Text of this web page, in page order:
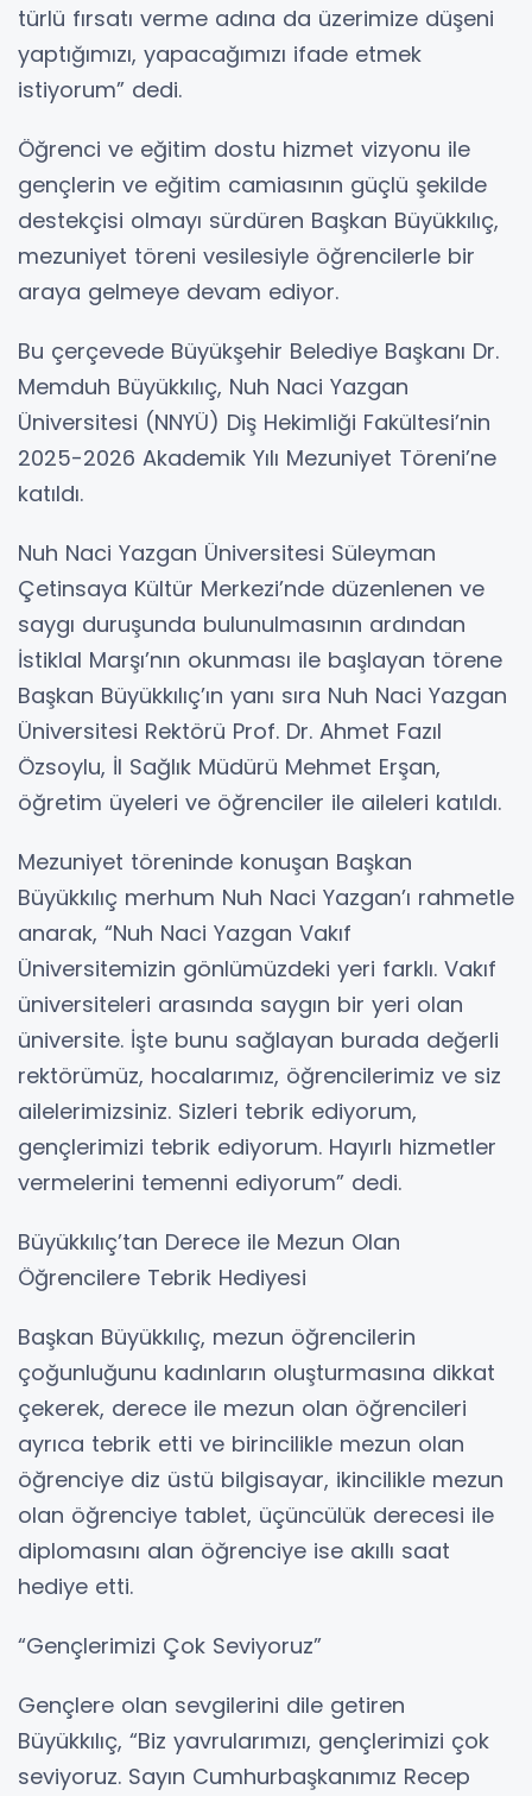
türlü fırsatı verme adına da üzerimize düşeni
yaptığımızı, yapacağımızı ifade etmek
istiyorum” dedi.
Öğrenci ve eğitim dostu hizmet vizyonu ile
gençlerin ve eğitim camiasının güçlü şekilde
destekçisi olmayı sürdüren Başkan Büyükkılıç,
mezuniyet töreni vesilesiyle öğrencilerle bir
araya gelmeye devam ediyor.
Bu çerçevede Büyükşehir Belediye Başkanı Dr.
Memduh Büyükkılıç, Nuh Naci Yazgan
Üniversitesi (NNYÜ) Diş Hekimliği Fakültesi’nin
2025-2026 Akademik Yılı Mezuniyet Töreni’ne
katıldı.
Nuh Naci Yazgan Üniversitesi Süleyman
Çetinsaya Kültür Merkezi’nde düzenlenen ve
saygı duruşunda bulunulmasının ardından
İstiklal Marşı’nın okunması ile başlayan törene
Başkan Büyükkılıç’ın yanı sıra Nuh Naci Yazgan
Üniversitesi Rektörü Prof. Dr. Ahmet Fazıl
Özsoylu, İl Sağlık Müdürü Mehmet Erşan,
öğretim üyeleri ve öğrenciler ile aileleri katıldı.
Mezuniyet töreninde konuşan Başkan
Büyükkılıç merhum Nuh Naci Yazgan’ı rahmetle
anarak, “Nuh Naci Yazgan Vakıf
Üniversitemizin gönlümüzdeki yeri farklı. Vakıf
üniversiteleri arasında saygın bir yeri olan
üniversite. İşte bunu sağlayan burada değerli
rektörümüz, hocalarımız, öğrencilerimiz ve siz
ailelerimizsiniz. Sizleri tebrik ediyorum,
gençlerimizi tebrik ediyorum. Hayırlı hizmetler
vermelerini temenni ediyorum” dedi.
Büyükkılıç’tan Derece ile Mezun Olan
Öğrencilere Tebrik Hediyesi
Başkan Büyükkılıç, mezun öğrencilerin
çoğunluğunu kadınların oluşturmasına dikkat
çekerek, derece ile mezun olan öğrencileri
ayrıca tebrik etti ve birincilikle mezun olan
öğrenciye diz üstü bilgisayar, ikincilikle mezun
olan öğrenciye tablet, üçüncülük derecesi ile
diplomasını alan öğrenciye ise akıllı saat
hediye etti.
“Gençlerimizi Çok Seviyoruz”
Gençlere olan sevgilerini dile getiren
Büyükkılıç, “Biz yavrularımızı, gençlerimizi çok
seviyoruz. Sayın Cumhurbaşkanımız Recep